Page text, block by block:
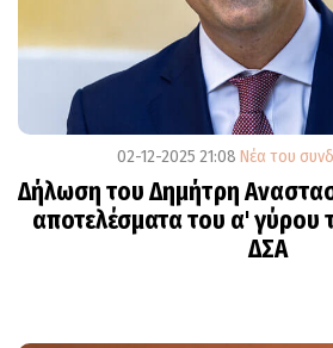
02-12-2025 21:08 Νέα του
Δήλωση του Δημήτρη
αποτελέσματα του α' γύρου
ΔΣΑ